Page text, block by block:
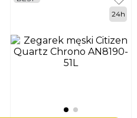
24h